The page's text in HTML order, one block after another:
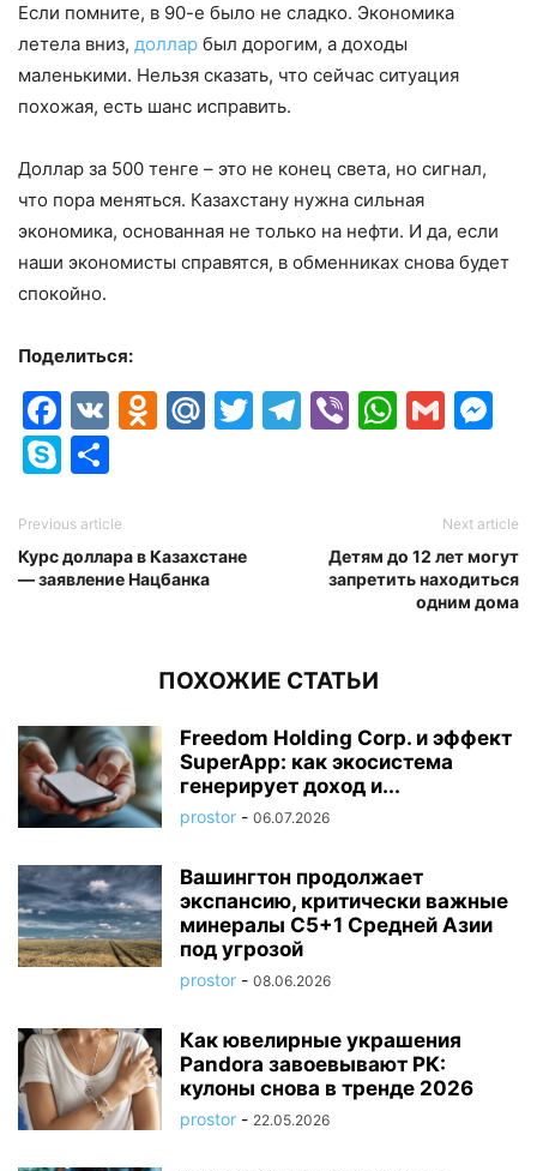
Если помните, в 90-е было не сладко. Экономика
летела вниз, доллар был дорогим, а доходы
маленькими. Нельзя сказать, что сейчас ситуация
похожая, есть шанс исправить.
Доллар за 500 тенге – это не конец света, но сигнал,
что пора меняться. Казахстану нужна сильная
экономика, основанная не только на нефти. И да, если
наши экономисты справятся, в обменниках снова будет
спокойно.
Поделиться:
Facebook
VK Odnoklassniki
Mail.Ru
Twitter
Telegram
Viber
Skype
Previous article
Курс доллара в Казахстане
— заявление Нацбанка
Next article
Детям до 12 лет могут
запретить находиться
одним дома
ПОХОЖИЕ СТАТЬИ
Freedom Holding Corp. и эффект
SuperApp: как экосистема
генерирует доход и...
prostor - 06.07.2026
Вашингтон продолжает
экспансию, критически важные
минералы C5+1 Средней Азии
под угрозой
prostor - 08.06.2026
Как ювелирные украшения
Pandora завоевывают РК:
кулоны снова в тренде 2026
prostor - 22.05.2026